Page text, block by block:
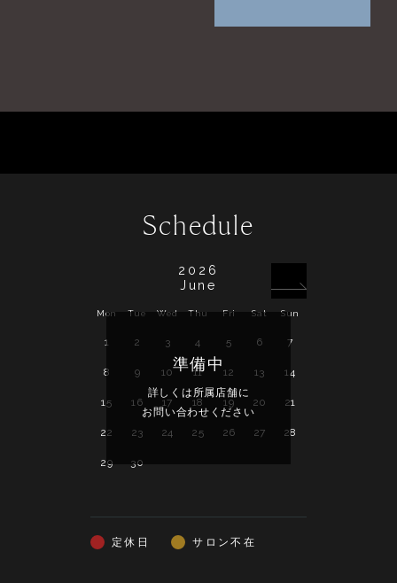
Schedule
2026
June
Mon Tue Wed Thu Fri Sat Sun
1 2 3 4 5 6 7
8 9 10 11 12 13 14
15 16 17 18 19 20 21
22 23 24 25 26 27 28
29 30
準備中
詳しくは所属店舗に
お問い合わせください
定休日 サロン不在